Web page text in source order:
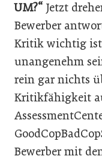
UM?“ Jetzt
Bewerber
Kritik wichtig
unangenehm
rein gar nichts
Kritikfähigkeit
Bewerber mit